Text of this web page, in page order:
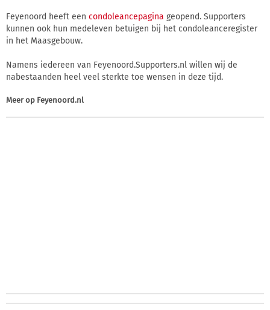
Feyenoord heeft een condoleancepagina geopend. Supporters
kunnen ook hun medeleven betuigen bij het condoleanceregister
in het Maasgebouw.
Namens iedereen van Feyenoord.Supporters.nl willen wij de
nabestaanden heel veel sterkte toe wensen in deze tijd.
Meer op Feyenoord.nl